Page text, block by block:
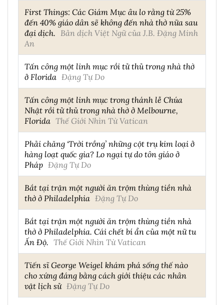
First Things: Các Giám Mục âu lo rằng từ 25%
đến 40% giáo dân sẽ không đến nhà thờ nữa sau
đại dịch. Bản dịch Việt Ngữ của J.B. Đặng Minh
An
Tấn công một linh mục rồi tử thủ trong nhà thờ
ở Florida Đặng Tự Do
Tấn công một linh mục trong thánh lễ Chúa
Nhật rồi tử thủ trong nhà thờ ở Melbourne,
Florida Thế Giới Nhìn Từ Vatican
Phải chăng ‘Trời trồng’ những cột trụ kim loại ở
hàng loạt quốc gia? Lo ngại tự do tôn giáo ở
Pháp Đặng Tự Do
Bắt tại trận một người ăn trộm thùng tiền nhà
thờ ở Philadelphia Đặng Tự Do
Bắt tại trận một người ăn trộm thùng tiền nhà
thờ ở Philadelphia. Cái chết bí ẩn của một nữ tu
Ấn Độ. Thế Giới Nhìn Từ Vatican
Tiến sĩ George Weigel khám phá sống thế nào
cho xứng đáng bằng cách giới thiệu các nhân
vật lịch sử Đặng Tự Do